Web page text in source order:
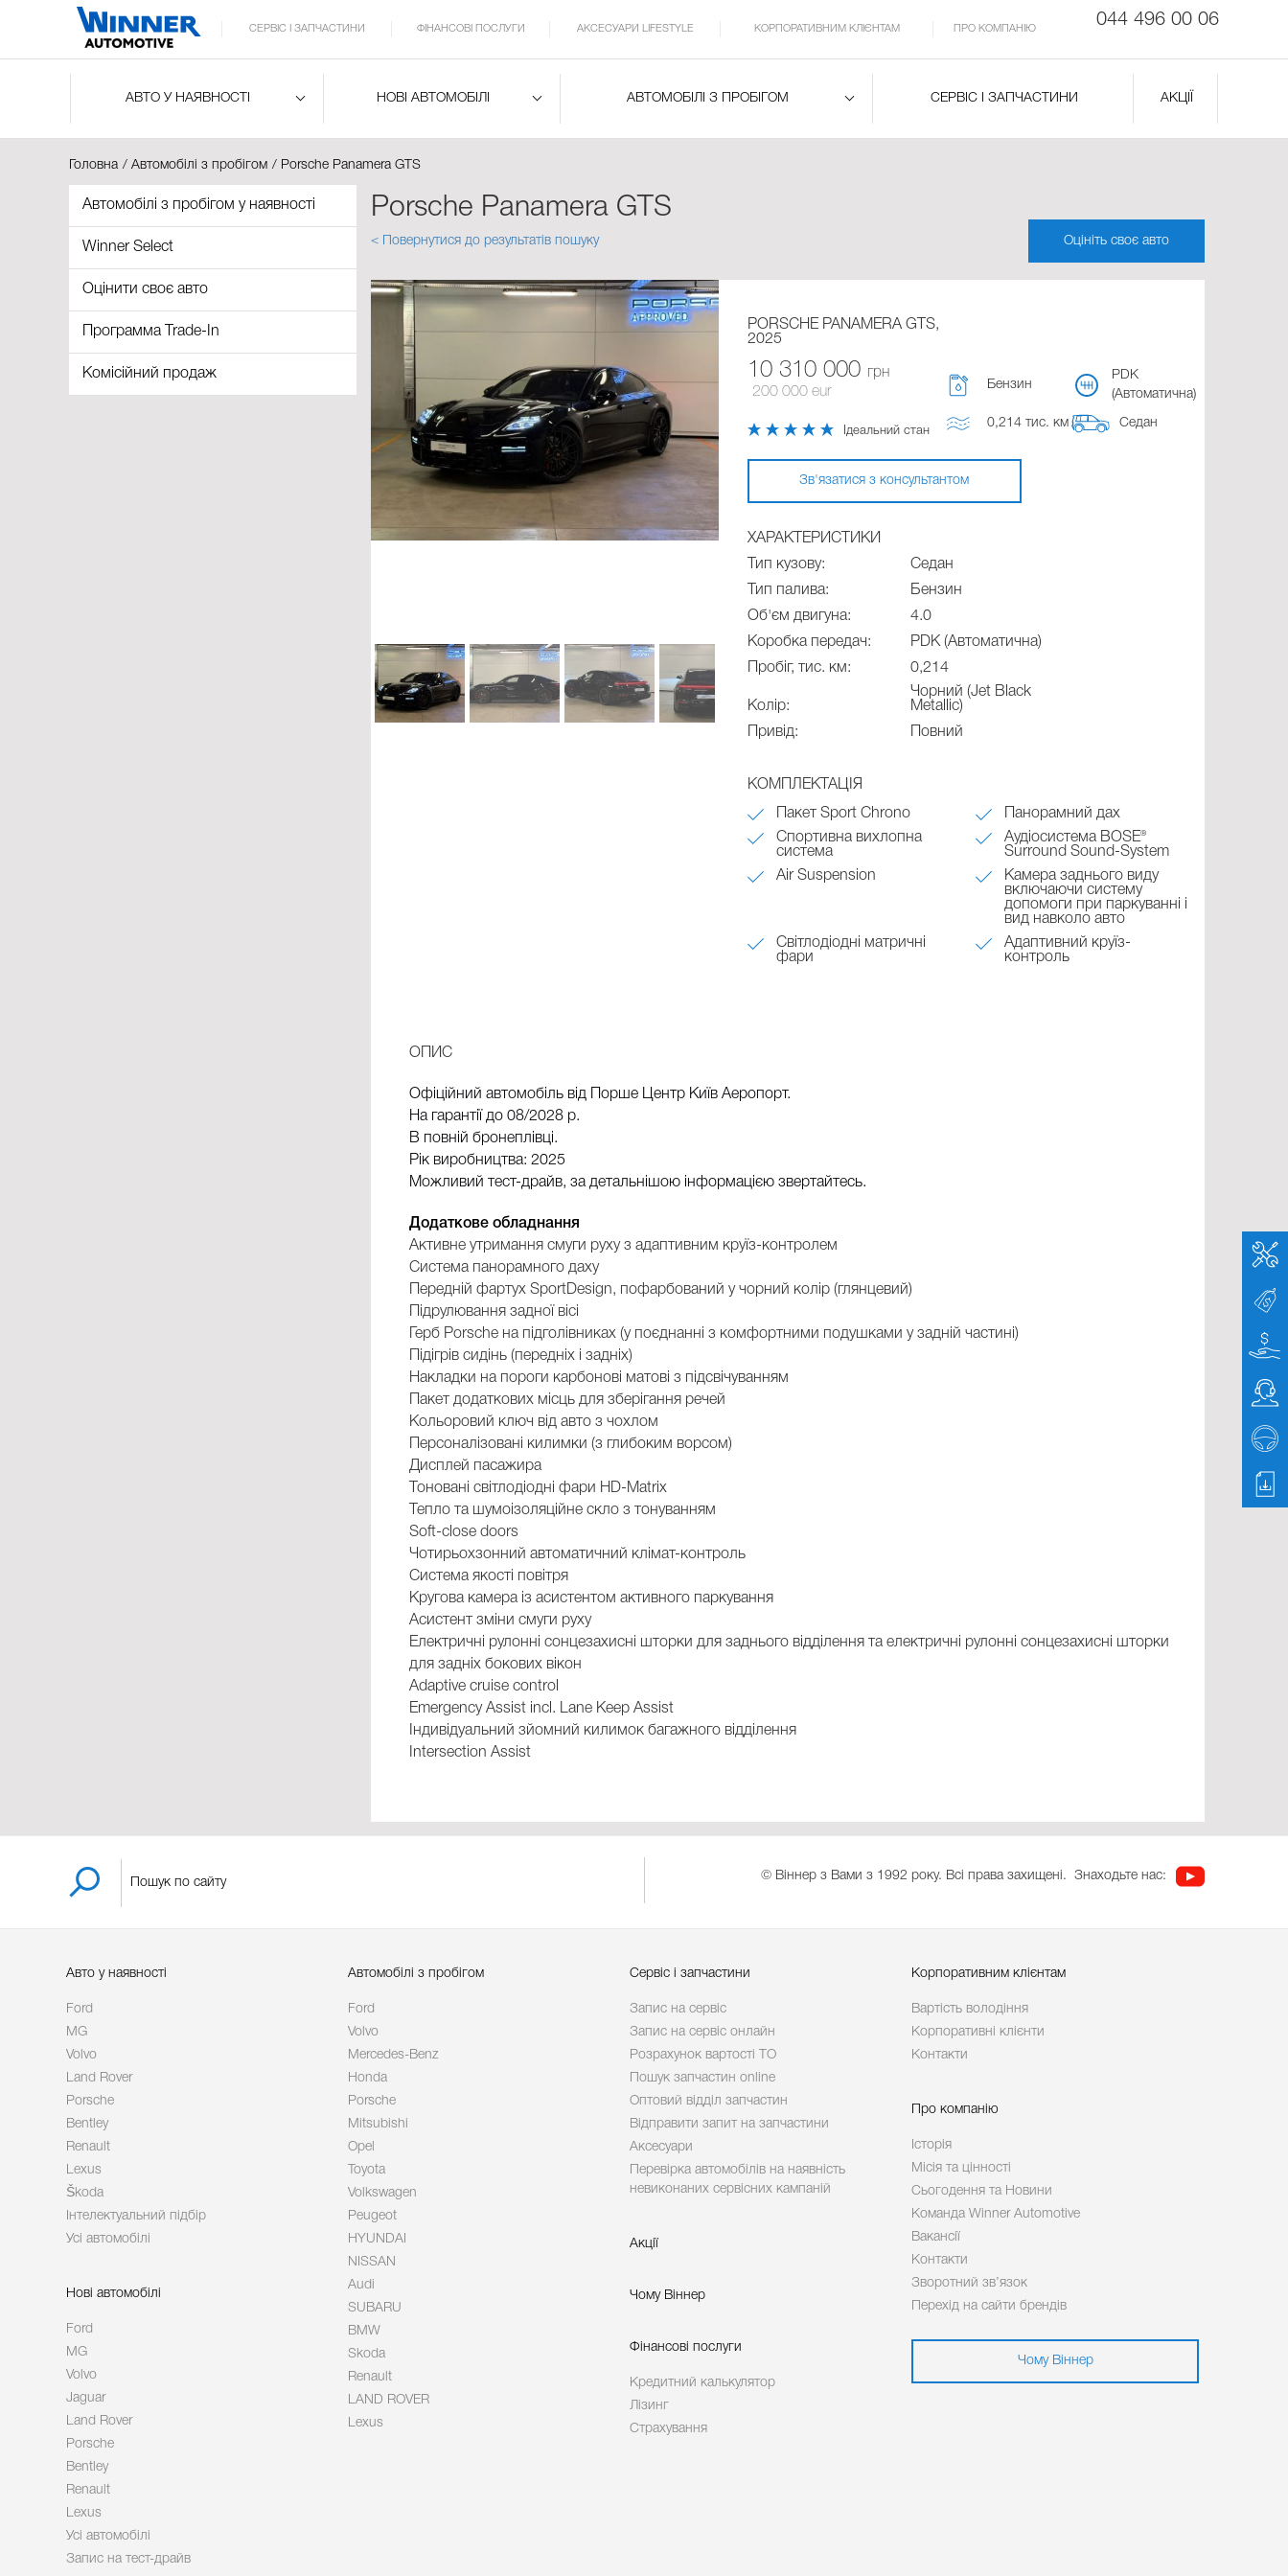
044 496 00 06
СЕРВІС І ЗАПЧАСТИНИ ФІНАНСОВІ ПОСЛУГИ АКСЕСУАРИ LIFESTYLE КОРПОРАТИВНИМ КЛІЄНТАМ ПРО КОМПАНІЮ
АВТО У НАЯВНОСТІ НОВІ АВТОМОБІЛІ АВТОМОБІЛІ З ПРОБІГОМ СЕРВІС І ЗАПЧАСТИНИ АКЦІЇ
Головна Автомобілі з пробігом Porsche Panamera GTS
Автомобілі з пробігом у наявності
Winner Select
Оцінити своє авто
Программа Trade-In
Комісійний продаж
Porsche Panamera GTS
< Повернутися до результатів пошуку Оцініть своє авто
PORSCHE PANAMERA GTS,
2025
10 310 000 грн
200 000 eur
Ідеальний стан
Бензин
PDK
(Автоматична)
0,214 тис. км Седан
Зв'язатися з консультантом
ХАРАКТЕРИСТИКИ
Тип кузову:
Седан
Тип палива:
Бензин
Об'єм двигуна:
4.0
Коробка передач:
PDK (Автоматична)
Пробіг, тис. км:
0,214
Колір:
Чорний (Jet Black
Metallic)
Привід:
Повний
КОМПЛЕКТАЦІЯ
Пакет Sport Chrono
Панорамний дах
Спортивна вихлопна
система
Аудіосистема BOSE®
Surround Sound-System
Air Suspension
Камера заднього виду
включаючи систему
допомоги при паркуванні і
вид навколо авто
Світлодіодні матричні
фари
Адаптивний круїз-
контроль
ОПИС
Офіційний автомобіль від Порше Центр Київ Аеропорт.
На гарантії до 08/2028 р.
В повній бронеплівці.
Рік виробництва: 2025
Можливий тест-драйв, за детальнішою інформацією звертайтесь.
Додаткове обладнання
Активне утримання смуги руху з адаптивним круїз-контролем
Система панорамного даху
Передній фартух SportDesign, пофарбований у чорний колір (глянцевий)
Підрулювання задної вісі
Герб Porsche на підголівниках (у поєднанні з комфортними подушками у задній частині)
Підігрів сидінь (передніх і задніх)
Накладки на пороги карбонові матові з підсвічуванням
Пакет додаткових місць для зберігання речей
Кольоровий ключ від авто з чохлом
Персоналізовані килимки (з глибоким ворсом)
Дисплей пасажира
Тоновані світлодіодні фари HD-Matrix
Тепло та шумоізоляційне скло з тонуванням
Soft-close doors
Чотирьохзонний автоматичний клімат-контроль
Система якості повітря
Кругова камера із асистентом активного паркування
Асистент зміни смуги руху
Електричні рулонні сонцезахисні шторки для заднього відділення та електричні рулонні сонцезахисні шторки
для задніх бокових вікон
Adaptive cruise control
Emergency Assist incl. Lane Keep Assist
Індивідуальний зйомний килимок багажного відділення
Intersection Assist
© Віннер з Вами з 1992 року. Всі права захищені. Знаходьте нас:
Авто у наявності
Ford
MG
Volvo
Land Rover
Porsche
Bentley
Renault
Lexus
Škoda
Інтелектуальний підбір
Усі автомобілі
Нові автомобілі
Ford
MG
Volvo
Jaguar
Land Rover
Porsche
Bentley
Renault
Lexus
Усі автомобілі
Запис на тест-драйв
Автомобілі з пробігом
Ford
Volvo
Mercedes-Benz
Honda
Porsche
Mitsubishi
Opel
Toyota
Volkswagen
Peugeot
HYUNDAI
NISSAN
Audi
SUBARU
BMW
Skoda
Renault
LAND ROVER
Lexus
Сервіс і запчастини
Запис на сервіс
Запис на сервіс онлайн
Розрахунок вартості ТО
Пошук запчастин online
Оптовий відділ запчастин
Відправити запит на запчастини
Аксесуари
Перевірка автомобілів на наявність
невиконаних сервісних кампаній
Акції
Чому Віннер
Фінансові послуги
Кредитний калькулятор
Лізинг
Страхування
Корпоративним клієнтам
Вартість володіння
Корпоративні клієнти
Контакти
Про компанію
Історія
Місія та цінності
Сьогодення та Новини
Команда Winner Automotive
Вакансії
Контакти
Зворотний зв’язок
Перехід на сайти брендів
Чому Віннер